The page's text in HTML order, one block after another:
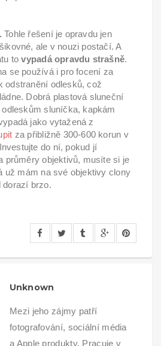
Tohle řešení je opravdu jen
ale v nouzi postačí. A
tovypadá opravdu strašně.
se používá i pro focení za
odstranění odlesků, což
Dobrá plastová sluneční
sluníčka, kapkám
jako vytažená z
za přibližně 300-600 korun v
do ní, pokud jí
průměry objektivů, musíte si je
už mám na své objektivy clony
dorazí brzo.
Unknown
Mezi jeho zájmy patří
fotografování, sociální média
a Apple produkty. Pracuje v